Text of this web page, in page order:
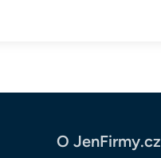
O JenFirmy.cz